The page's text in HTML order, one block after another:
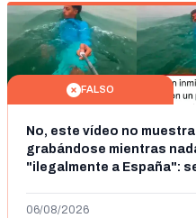
FALSO
No, este vídeo no
grabándose mientras
"ilegalmente a España":
06/08/2026